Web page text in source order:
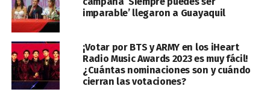
imparable’ llegaron a Guayaquil
¡Votar por BTS y ARMY en los iHeart
Radio Music Awards 2023 es muy fácil!
¿Cuántas nominaciones son y cuándo
cierran las votaciones?